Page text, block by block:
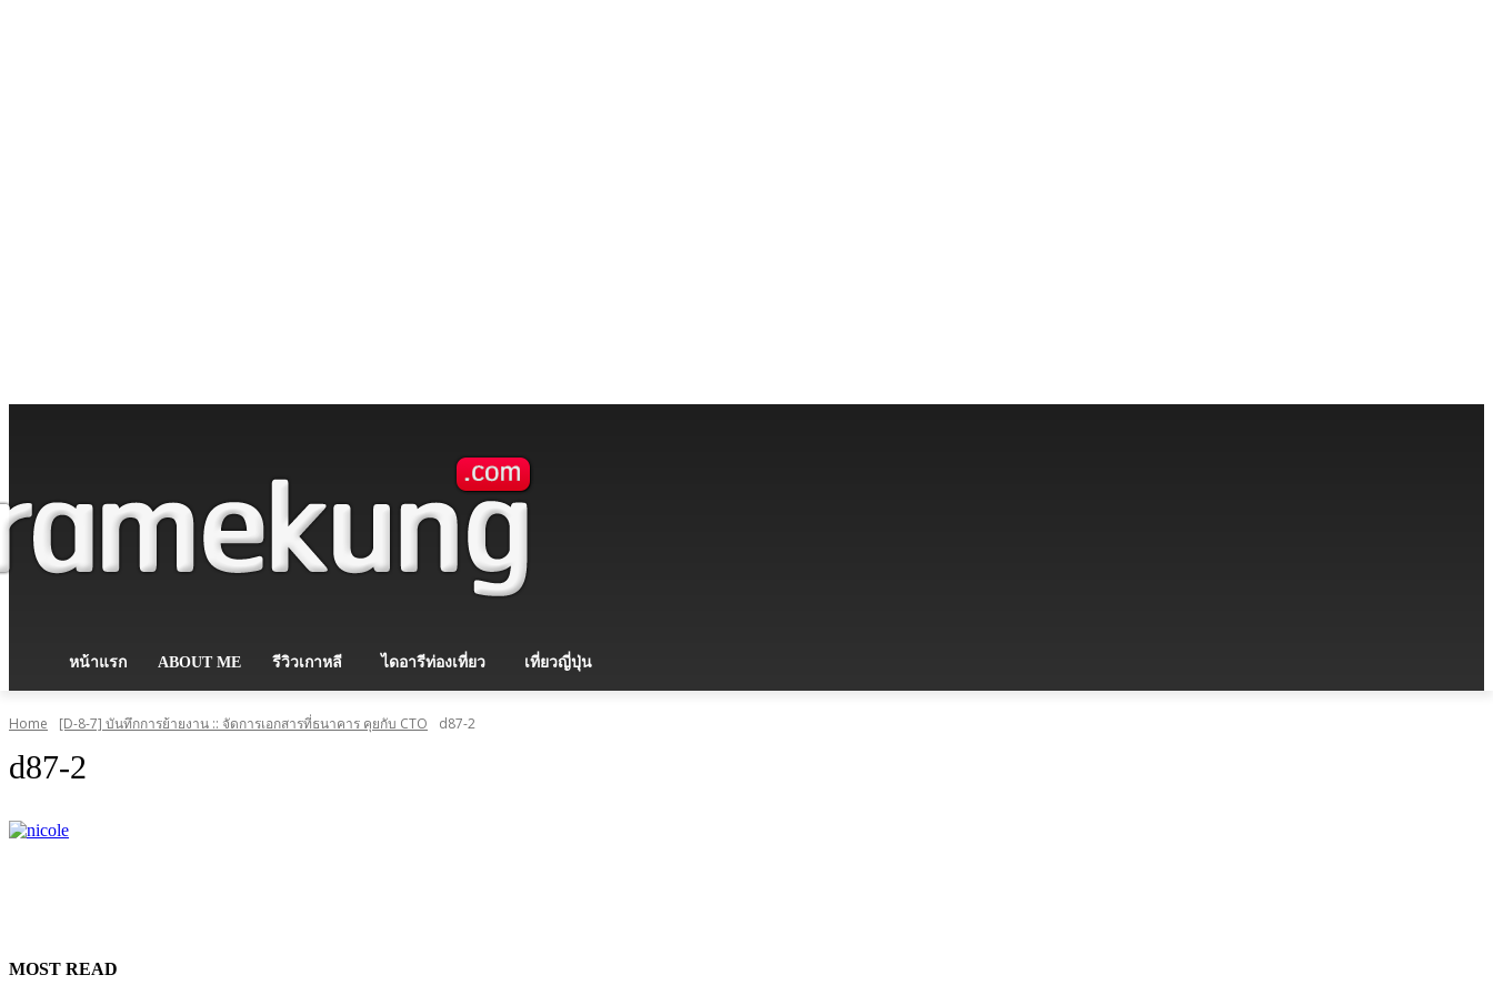
หน้าแรก ABOUT ME รีวิวเกาหลี ไดอารีท่องเที่ยว เที่ยวญี่ปุ่น
Home [D-8-7] บันทึกการย้ายงาน :: จัดการเอกสารที่ธนาคาร คุยกับ CTO d87-2
d87-2
MOST READ